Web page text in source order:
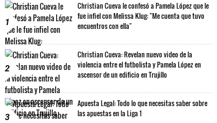
1
Christian Cueva le confesó a Pamela López que le
fue infiel con Melissa Klug: "Me cuenta que tuvo
encuentros con ella"
2
Christian Cueva: Revelan nuevo video de la
violencia entre el futbolista y Pamela López en
ascensor de un edificio en Trujillo
3
Apuesta Legal: Todo lo que necesitas saber sobre
las apuestas en la Liga 1